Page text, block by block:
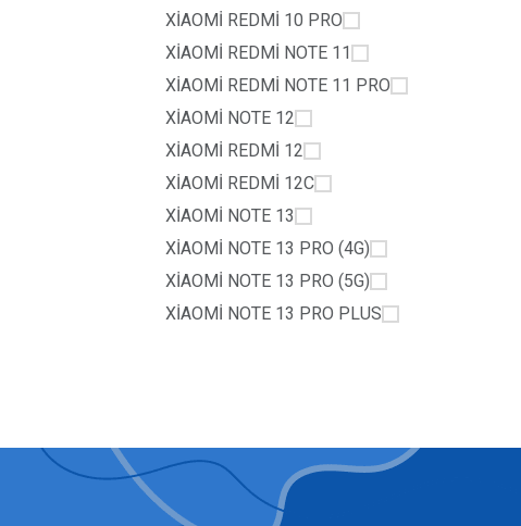
XİAOMİ REDMİ 10 PRO
XİAOMİ REDMİ NOTE 11
XİAOMİ REDMİ NOTE 11 PRO
XİAOMİ NOTE 12
XİAOMİ REDMİ 12
XİAOMİ REDMİ 12C
XİAOMİ NOTE 13
XİAOMİ NOTE 13 PRO (4G)
XİAOMİ NOTE 13 PRO (5G)
XİAOMİ NOTE 13 PRO PLUS